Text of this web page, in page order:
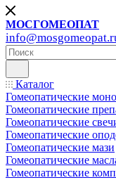
МОСГОМЕОПАТ
Каталог
Гомеопатические
Гомеопатические
Гомеопатические
Гомеопатические
Гомеопатические мази
Гомеопатические
Гомеопатические